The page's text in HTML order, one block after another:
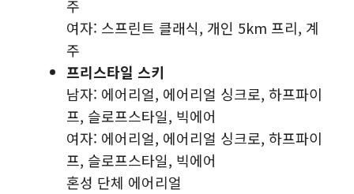
주
여자: 스프린트 클래식, 개인 5km 프리, 계
주
프리스타일 스키
남자: 에어리얼, 에어리얼 싱크로, 하프파이
프, 슬로프스타일, 빅에어
여자: 에어리얼, 에어리얼 싱크로, 하프파이
프, 슬로프스타일, 빅에어
혼성 단체 에어리얼